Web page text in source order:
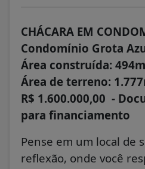
CHÁCARA EM
Condomínio Grota
Área construída:
Área de terreno:
R$ 1.600.000,00 -
para financiamento
Pense em um local de
reflexão, onde você